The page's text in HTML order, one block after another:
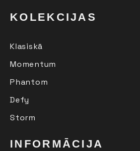
KOLEKCIJAS
Klasiskā
Momentum
Phantom
Defy
Storm
INFORMĀCIJA